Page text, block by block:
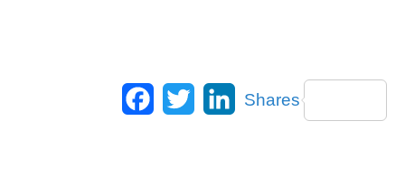
Facebook
Twitter LinkedIn
Shares